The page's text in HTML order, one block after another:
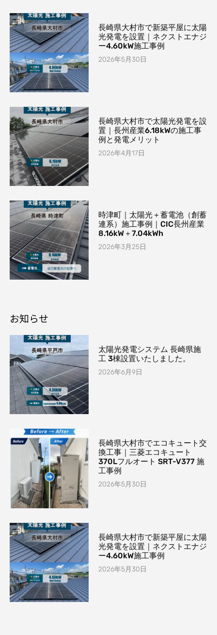
長崎県大村市で新築平屋に太陽
光発電を設置｜ネクストエナジ
ー4.60kW施工事例
2026年5月30日
長崎県大村市で太陽光発電を設
置｜長州産業6.18kWの施工事
例と発電メリット
2026年4月17日
時津町｜太陽光＋蓄電池（創蓄
連系）施工事例｜CIC長州産業
8.16kW＋7.04kWh
2026年3月25日
お知らせ
太陽光発電システム 長崎県施
工 3棟設置いたしました。
2026年6月9日
長崎県大村市でエコキュート交
換工事｜三菱エコキュート
370Lフルオート SRT-V377 施
工事例
2026年5月30日
長崎県大村市で新築平屋に太陽
光発電を設置｜ネクストエナジ
ー4.60kW施工事例
2026年5月30日